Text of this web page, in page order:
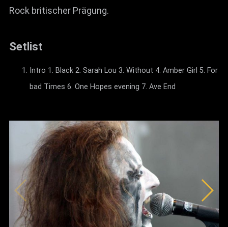
Rock britischer Prägung.
Setlist
Intro 1. Black 2. Sarah Lou 3. Without 4. Amber Girl 5. For
bad Times 6. One Hopes evening 7. Ave End